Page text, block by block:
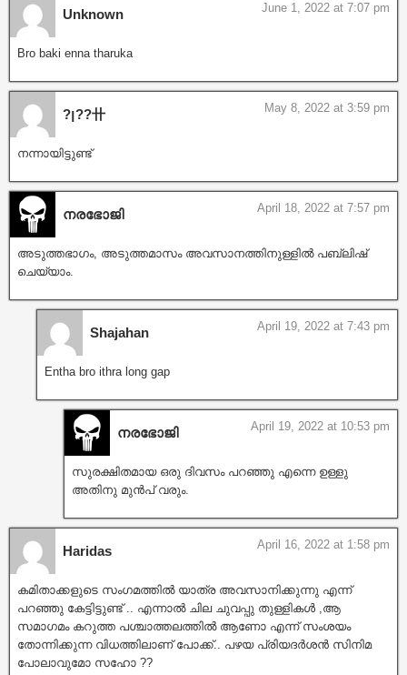
Unknown June 1, 2022 at 7:07 pm
Bro baki enna tharuka
?ן??卄 May 8, 2022 at 3:59 pm
നന്നായിട്ടുണ്ട്
നരഭോജി April 18, 2022 at 7:57 pm
അടുത്തഭാഗം, അടുത്തമാസം അവസാനത്തിനുള്ളിൽ പബ്ലിഷ്
ചെയ്യാം.
Shajahan April 19, 2022 at 7:43 pm
Entha bro ithra long gap
നരഭോജി April 19, 2022 at 10:53 pm
സുരക്ഷിതമായ ഒരു ദിവസം പറഞ്ഞു എന്നെ ഉള്ളു
അതിനു മുൻപ് വരും.
Haridas April 16, 2022 at 1:58 pm
കമിതാക്കളുടെ സംഗമത്തിൽ യാത്ര അവസാനിക്കുന്നു എന്ന്
പറഞ്ഞു കേട്ടിട്ടുണ്ട് .. എന്നാൽ ചില ചുവപ്പു തുള്ളികൾ ,ആ
സമാഗമം കറുത്ത പശ്ചാത്തലത്തിൽ ആണോ എന്ന് സംശയം
തോന്നിക്കുന്ന വിധത്തിലാണ് പോക്ക്.. പഴയ പ്രിയദർശൻ സിനിമ
പോലാവുമോ സഹോ ??